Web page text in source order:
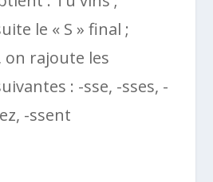
le « S » final ;
rajoute les
: -sse, -sses, -
-ssent